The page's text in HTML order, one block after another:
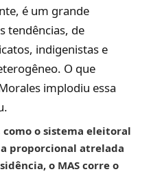
é um grande
tendências, de
indigenistas e
O que
implodiu essa
como o sistema eleitoral
proporcional atrelada
o MAS corre o